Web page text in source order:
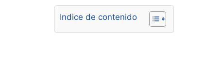
Indice de contenido